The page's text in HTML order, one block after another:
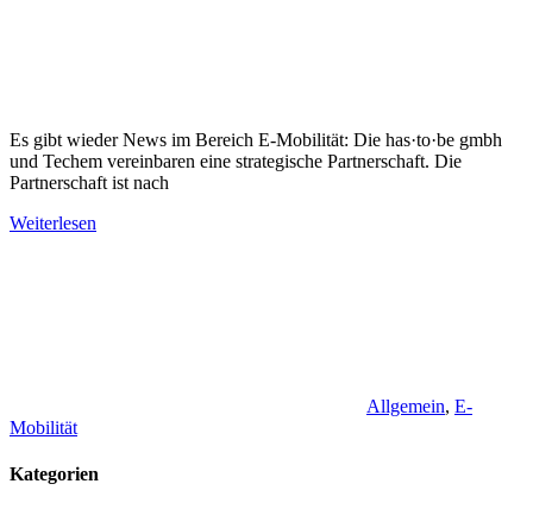
Es gibt wieder News im Bereich E-Mobilität: Die has·to·be gmbh
und Techem vereinbaren eine strategische Partnerschaft. Die
Partnerschaft ist nach
Weiterlesen
Allgemein, E-
Mobilität
Kategorien